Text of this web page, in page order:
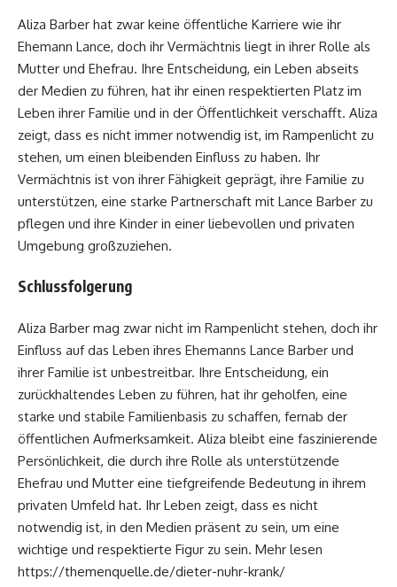
Aliza Barber hat zwar keine öffentliche Karriere wie ihr
Ehemann Lance, doch ihr Vermächtnis liegt in ihrer Rolle als
Mutter und Ehefrau. Ihre Entscheidung, ein Leben abseits
der Medien zu führen, hat ihr einen respektierten Platz im
Leben ihrer Familie und in der Öffentlichkeit verschafft. Aliza
zeigt, dass es nicht immer notwendig ist, im Rampenlicht zu
stehen, um einen bleibenden Einfluss zu haben. Ihr
Vermächtnis ist von ihrer Fähigkeit geprägt, ihre Familie zu
unterstützen, eine starke Partnerschaft mit Lance Barber zu
pflegen und ihre Kinder in einer liebevollen und privaten
Umgebung großzuziehen.
Schlussfolgerung
Aliza Barber mag zwar nicht im Rampenlicht stehen, doch ihr
Einfluss auf das Leben ihres Ehemanns Lance Barber und
ihrer Familie ist unbestreitbar. Ihre Entscheidung, ein
zurückhaltendes Leben zu führen, hat ihr geholfen, eine
starke und stabile Familienbasis zu schaffen, fernab der
öffentlichen Aufmerksamkeit. Aliza bleibt eine faszinierende
Persönlichkeit, die durch ihre Rolle als unterstützende
Ehefrau und Mutter eine tiefgreifende Bedeutung in ihrem
privaten Umfeld hat. Ihr Leben zeigt, dass es nicht
notwendig ist, in den Medien präsent zu sein, um eine
wichtige und respektierte Figur zu sein. Mehr lesen
https://themenquelle.de/dieter-nuhr-krank/